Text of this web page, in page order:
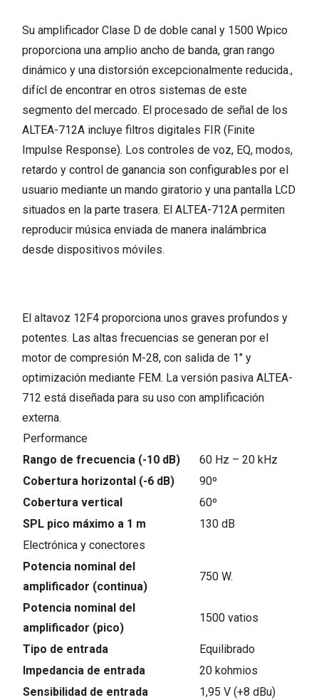
Su amplificador Clase D de doble canal y 1500 Wpico
proporciona una amplio ancho de banda, gran rango
dinámico y una distorsión excepcionalmente reducida.,
difícl de encontrar en otros sistemas de este
segmento del mercado. El procesado de señal de los
ALTEA-712A incluye filtros digitales FIR (Finite
Impulse Response). Los controles de voz, EQ, modos,
retardo y control de ganancia son configurables por el
usuario mediante un mando giratorio y una pantalla LCD
situados en la parte trasera. El ALTEA-712A permiten
reproducir música enviada de manera inalámbrica
desde dispositivos móviles.
El altavoz 12F4 proporciona unos graves profundos y
potentes. Las altas frecuencias se generan por el
motor de compresión M-28, con salida de 1″ y
optimización mediante FEM. La versión pasiva ALTEA-
712 está diseñada para su uso con amplificación
externa.
Performance
Rango de frecuencia (-10 dB)
60 Hz – 20 kHz
Cobertura horizontal (-6 dB)
90º
Cobertura vertical
60º
SPL pico máximo a 1 m
130 dB
Electrónica y conectores
Potencia nominal del
amplificador (continua)
750 W.
Potencia nominal del
amplificador (pico)
1500 vatios
Tipo de entrada
Equilibrado
Impedancia de entrada
20 kohmios
Sensibilidad de entrada
1,95 V (+8 dBu)